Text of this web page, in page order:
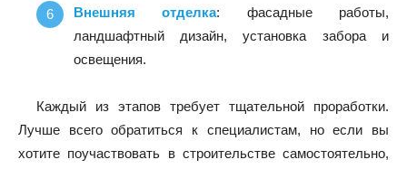
Внешняя отделка: фасадные работы,
ландшафтный дизайн, установка забора и
освещения.
Каждый из этапов требует тщательной проработки.
Лучше всего обратиться к специалистам, но если вы
хотите поучаствовать в строительстве самостоятельно,